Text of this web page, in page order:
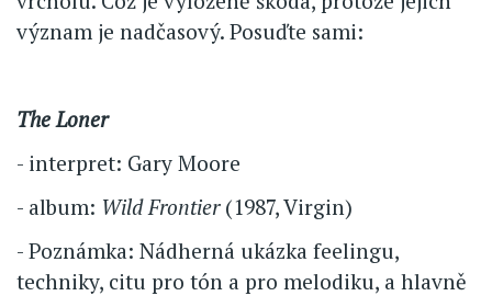
význam je nadčasový. Posuďte sami:
The Loner
- interpret: Gary Moore
- album: Wild Frontier(1987, Virgin)
- Poznámka: Nádherná ukázka feelingu,
techniky, citu pro tón a pro melodiku, a hlavně